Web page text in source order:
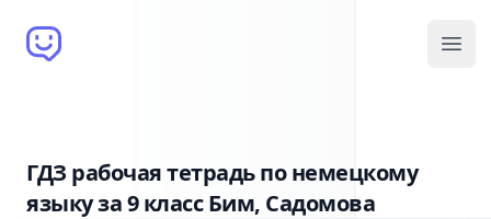
Brain Bot
ГДЗ рабочая тетрадь по немецкому
языку за 9 класс Бим, Садомова